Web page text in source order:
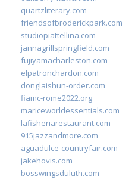
quartzliterary.com
friendsofbroderickpark.com
studiopiattellina.com
jannagrillspringfield.com
fujiyamacharleston.com
elpatronchardon.com
donglaishun-order.com
fiamc-rome2022.org
mariceworldessentials.com
lafisheriarestaurant.com
915jazzandmore.com
aguadulce-countryfair.com
jakehovis.com
bosswingsduluth.com